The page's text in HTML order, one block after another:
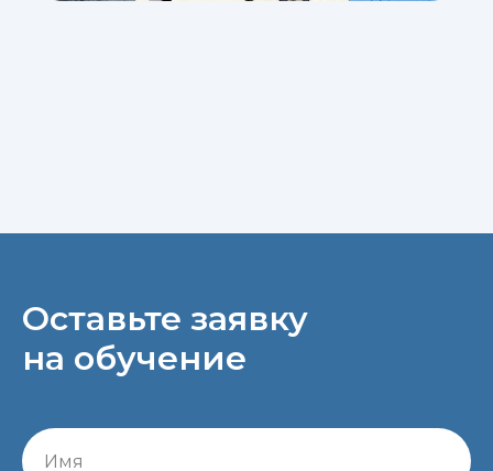
Оставьте заявку
на обучение